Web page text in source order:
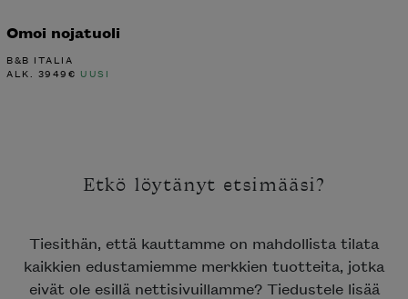
Omoi nojatuoli
B&B ITALIA
ALK. 3949€ UUSI
Etkö löytänyt etsimääsi?
Tiesithän, että kauttamme on mahdollista tilata
kaikkien edustamiemme merkkien tuotteita, jotka
eivät ole esillä nettisivuillamme? Tiedustele lisää